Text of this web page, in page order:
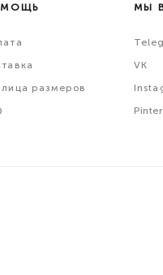
размеров
МЫ
VK